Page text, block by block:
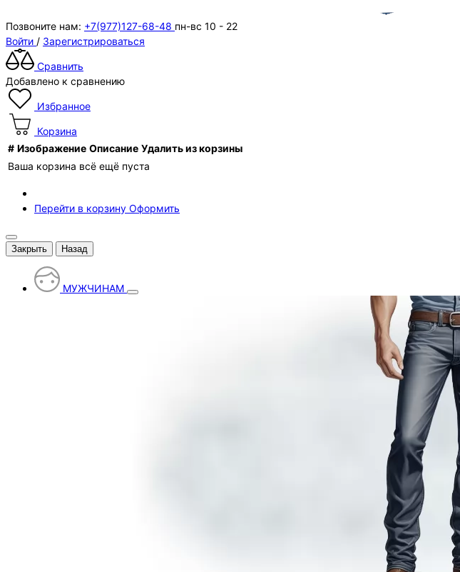
Позвоните нам: +7(977)127-68-48 пн-вс 10 - 22
Войти / Зарегистрироваться
Сравнить
Добавлено к сравнению
Избранное
Корзина
# Изображение Описание Удалить из корзины
Ваша корзина всё ещё пуста
Перейти в корзину Оформить
Закрыть Назад
МУЖЧИНАМ